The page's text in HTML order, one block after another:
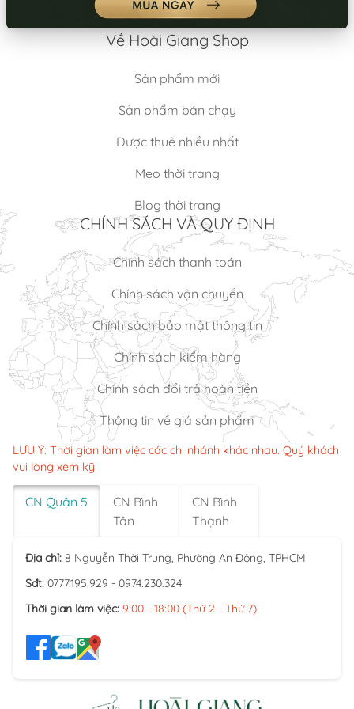
Về Hoài Giang Shop
Sản phẩm mới
Sản phẩm bán chạy
Được thuê nhiều nhất
Mẹo thời trang
Blog thời trang
CHÍNH SÁCH VÀ QUY ĐỊNH
Chính sách thanh toán
Chính sách vận chuyển
Chính sách bảo mật thông tin
Chính sách kiểm hàng
Chính sách đổi trả hoàn tiền
Thông tin về giá sản phẩm
LƯU Ý: Thời gian làm việc các chi nhánh khác nhau. Quý khách
vui lòng xem kỹ
CN Quận 5
CN Bình
Tân
CN Bình
Thạnh
Địa chỉ: 8 Nguyễn Thời Trung, Phường An Đông, TPHCM
Sđt: 0777.195.929 - 0974.230.324
Thời gian làm việc: 9:00 - 18:00 (Thứ 2 - Thứ 7)